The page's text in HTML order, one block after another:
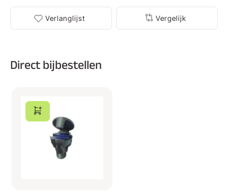
Verlanglijst Vergelijk
Direct bijbestellen